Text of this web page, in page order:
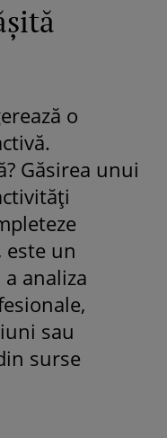
o
Găsirea unui
este un
analiza
sau
surse